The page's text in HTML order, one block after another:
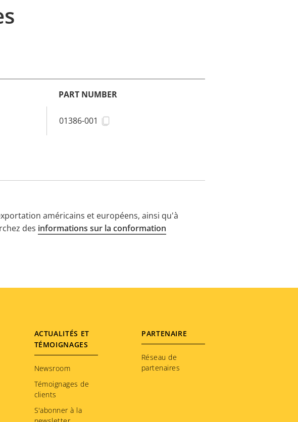
PART NUMBER
01386-001
américains et européens, ainsi qu'à
des informations sur la conformation
ACTUALITÉS ET
TÉMOIGNAGES
Newsroom
Témoignages de
clients
S'abonner à la
PARTENAIRE
Réseau de
partenaires